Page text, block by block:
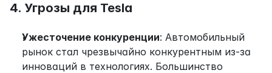
4. Угрозы для Tesla
Ужесточение конкуренции: Автомобильный
рынок стал чрезвычайно конкурентным из-за
инноваций в технологиях. Большинство